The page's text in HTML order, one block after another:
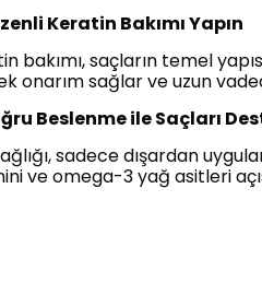
Keratin Bakımı Yapın
bakımı, saçların temel
onarım sağlar ve uzun
Beslenme ile Saçları
sadece dışardan
ve omega-3 yağ asitleri